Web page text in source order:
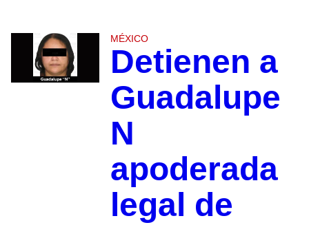
MÉXICO
Detienen a
Guadalupe
N
apoderada
legal de